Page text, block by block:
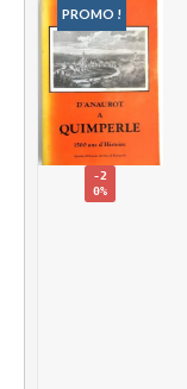
PROMO !
-2
0%